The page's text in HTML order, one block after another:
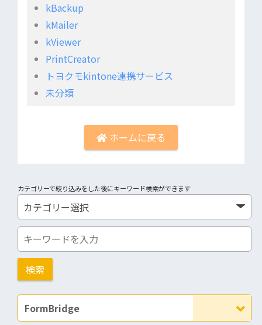
kBackup
kMailer
kViewer
PrintCreator
トヨクモkintone連携サービス
未分類
ホームに戻る
カテゴリーで絞り込みをした後にキーワード検索ができます
FormBridge